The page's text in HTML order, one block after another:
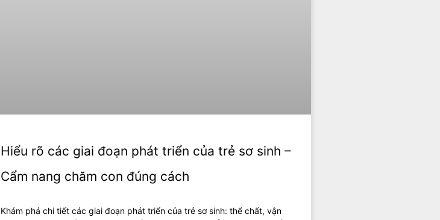
Hiểu rõ các giai đoạn phát triển của trẻ sơ sinh –
Cẩm nang chăm con đúng cách
Khám phá chi tiết các giai đoạn phát triển của trẻ sơ sinh: thể chất, vận